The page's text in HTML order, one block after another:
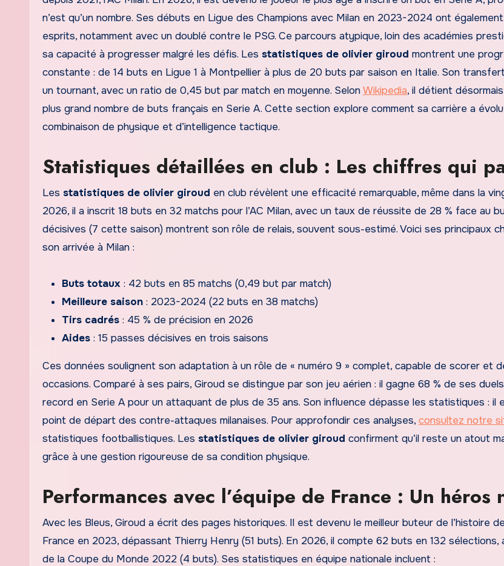
n’est qu’un nombre. Ses débuts en Ligue des Champions avec Milan en 2023-2024 ont
esprits, notamment avec un doublé contre le PSG. Ce parcours atypique, loin des académies
sa capacité à progresser malgré les défis. Les statistiques de olivier giroud montrent une
constante : de 14 buts en Ligue 1 à Montpellier à plus de 20 buts par saison en Italie. Son
un tournant, avec un ratio de 0,45 but par match en moyenne. SelonWikipedia, il détient
plus grand nombre de buts français en Serie A. Cette section explore comment sa carrière a
combinaison de physique et d’intelligence tactique.
Statistiques détaillées en club : Les chiffres qui
Les statistiques de olivier giroud en club révèlent une efficacité remarquable, même dans la
2026, il a inscrit 18 buts en 32 matchs pour l’AC Milan, avec un taux de réussite de 28 % face au
décisives (7 cette saison) montrent son rôle de relais, souvent sous-estimé. Voici ses principaux
son arrivée à Milan :
Buts totaux : 42 buts en 85 matchs (0,49 but par match)
Meilleure saison : 2023-2024 (22 buts en 38 matchs)
Tirs cadrés : 45 % de précision en 2026
Aides : 15 passes décisives en trois saisons
Ces données soulignent son adaptation à un rôle de « numéro 9 » complet, capable de scorer et
occasions. Comparé à ses pairs, Giroud se distingue par son jeu aérien : il gagne 68 % de ses
record en Serie A pour un attaquant de plus de 35 ans. Son influence dépasse les statistiques : il
point de départ des contre-attaques milanaises. Pour approfondir ces analyses, consultez notre
statistiques footballistiques. Les statistiques de olivier giroud confirment qu’il reste un atout
grâce à une gestion rigoureuse de sa condition physique.
Performances avec l’équipe de France : Un héros
Avec les Bleus, Giroud a écrit des pages historiques. Il est devenu le meilleur buteur de l’histoire
France en 2023, dépassant Thierry Henry (51 buts). En 2026, il compte 62 buts en 132 sélections,
de la Coupe du Monde 2022 (4 buts). Ses statistiques en équipe nationale incluent :